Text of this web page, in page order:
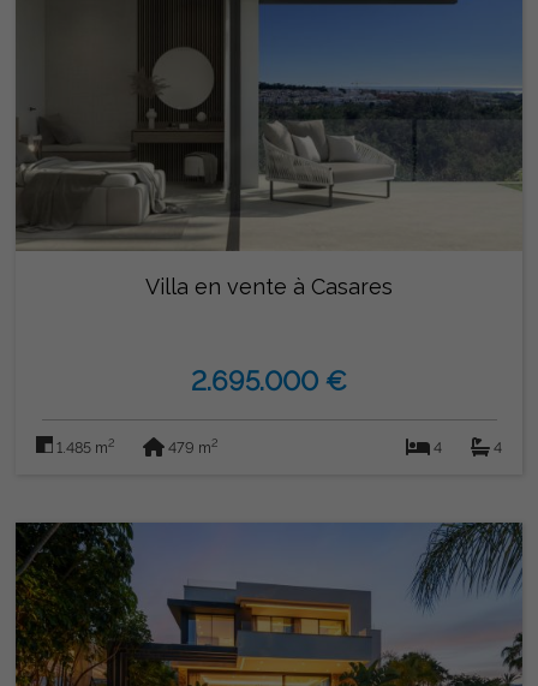
Villa en vente à Casares
2.695.000 €
1.485 m2 479 m2 4 4